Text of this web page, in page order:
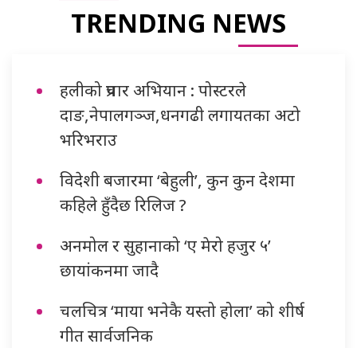
TRENDING NEWS
हलीको प्रचार अभियान : पोस्टरले
दाङ,नेपालगञ्ज,धनगढी लगायतका अटो
भरिभराउ
विदेशी बजारमा ‘बेहुली’, कुन कुन देशमा
कहिले हुँदैछ रिलिज ?
अनमोल र सुहानाको ‘ए मेरो हजुर ५’
छायांकनमा जादै
चलचित्र ‘माया भनेकै यस्तो होला’ को शीर्ष
गीत सार्वजनिक